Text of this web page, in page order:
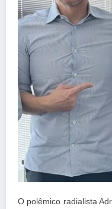
O polêmico radialista